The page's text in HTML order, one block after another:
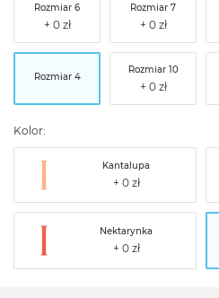
Rozmiar 6 Rozmiar 7
Rozmiar 4
Rozmiar 10
Kolor:
Kantalupa
Nektarynka